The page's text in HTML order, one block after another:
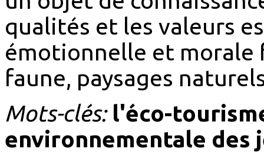
qualités et les valeurs
émotionnelle et morale
faune, paysages
Mots-clés: l'éco-
environnementale des